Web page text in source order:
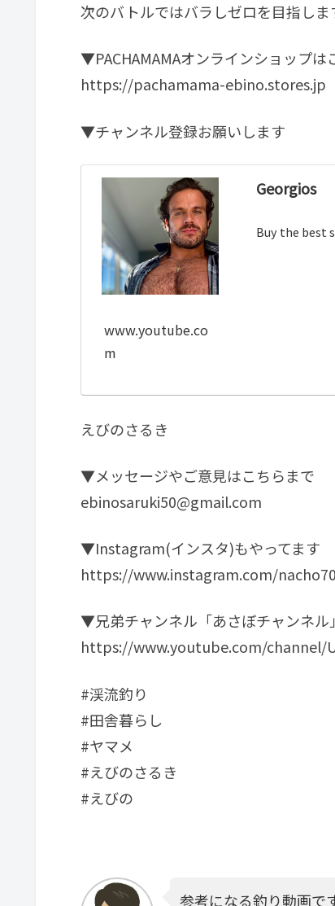
次のバトルではバラしゼロを目指しま
▼PACHAMAMAオンラインショップは
https://pachamama-ebino.stores.jp
▼チャンネル登録お願いします
Georgios
Buy the best
www.youtube.co
m
えびのさるき
▼メッセージやご意見はこちらまで
ebinosaruki50@gmail.com
▼Instagram(インスタ)もやってます
https://www.instagram.com/
▼兄弟チャンネル「あさぼチャンネル
https://www.youtube.com/channel/
#渓流釣り
#田舎暮らし
#ヤマメ
#えびのさるき
#えびの
参考になる釣り動画で